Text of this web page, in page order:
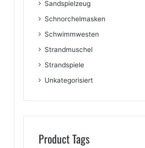
Sandspielzeug
Schnorchelmasken
Schwimmwesten
Strandmuschel
Strandspiele
Unkategorisiert
Product Tags